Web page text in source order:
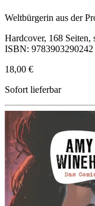
Weltbürgerin aus der
Hardcover, 168
ISBN: 9783903290242
18,00 €
Sofort lieferbar